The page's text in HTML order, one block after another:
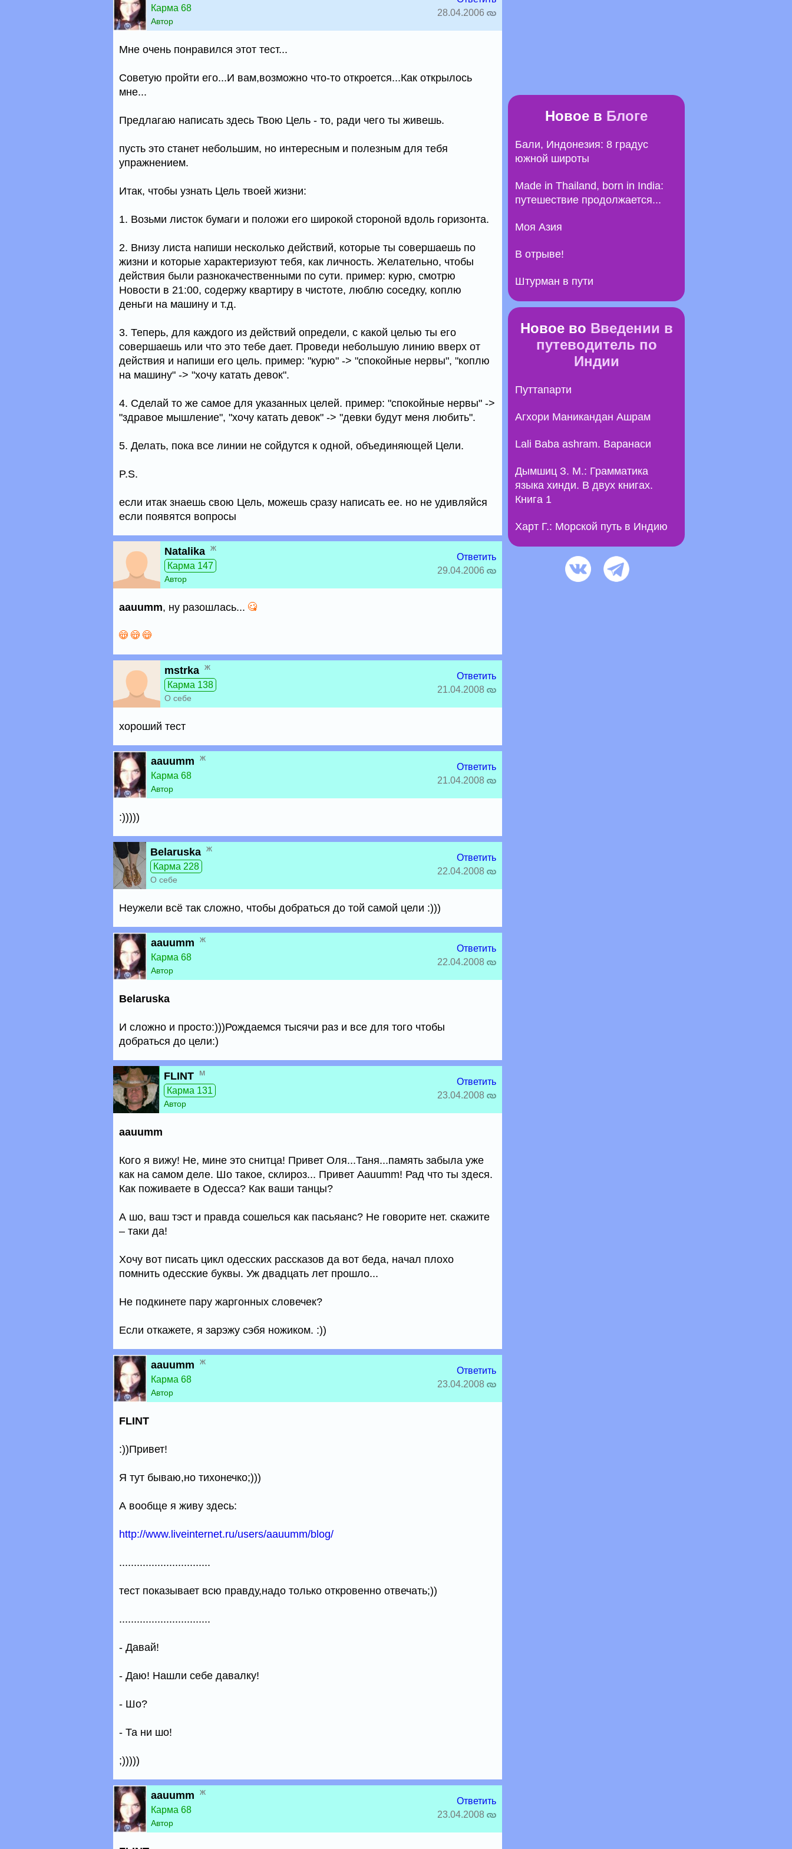
Карма 68
Автор
28.04.2006
Мне очень понравился этот тест...
Советую пройти его...И вам,возможно что-то откроется...Как открылось
мне...
Предлагаю написать здесь Твою Цель - то, ради чего ты живешь.
пусть это станет небольшим, но интересным и полезным для тебя
упражнением.
Итак, чтобы узнать Цель твоей жизни:
1. Возьми листок бумаги и положи его широкой стороной вдоль горизонта.
2. Внизу листа напиши несколько действий, которые ты совершаешь по
жизни и которые характеризуют тебя, как личность. Желательно, чтобы
действия были разнокачественными по сути. пример: курю, смотрю
Новости в 21:00, содержу квартиру в чистоте, люблю соседку, коплю
деньги на машину и т.д.
3. Теперь, для каждого из действий определи, с какой целью ты его
совершаешь или что это тебе дает. Проведи небольшую линию вверх от
действия и напиши его цель. пример: "курю" -> "спокойные нервы", "коплю
на машину" -> "хочу катать девок".
4. Сделай то же самое для указанных целей. пример: "спокойные нервы" ->
"здравое мышление", "хочу катать девок" -> "девки будут меня любить".
5. Делать, пока все линии не сойдутся к одной, объединяющей Цели.
P.S.
если итак знаешь свою Цель, можешь сразу написать ее. но не удивляйся
если появятся вопросы
Natalika ж
Карма 147
Автор
Ответить
29.04.2006
aauumm, ну разошлась...
mstrka ж
Карма 138
О себе
Ответить
21.04.2008
хороший тест
aauumm ж
Карма 68
Автор
Ответить
21.04.2008
:)))))
Belaruska ж
Карма 228
О себе
Ответить
22.04.2008
Неужели всё так сложно, чтобы добраться до той самой цели :)))
aauumm ж
Карма 68
Автор
Ответить
22.04.2008
Belaruska
И сложно и просто:)))Рождаемся тысячи раз и все для того чтобы
добраться до цели:)
FLINT м
Карма 131
Автор
Ответить
23.04.2008
aauumm
Кого я вижу! Не, мине это снитца! Привет Оля...Таня...память забыла уже
как на самом деле. Шо такое, склироз... Привет Ааuumm! Рад что ты здеся.
Как поживаете в Одесса? Как ваши танцы?
А шо, ваш тэст и правда сошелься как пасьяанс? Не говорите нет. скажите
– таки да!
Хочу вот писать цикл одесских рассказов да вот беда, начал плохо
помнить одесские буквы. Уж двадцать лет прошло...
Не подкинете пару жаргонных словечек?
Если откажете, я зарэжу сэбя ножиком. :))
aauumm ж
Карма 68
Автор
Ответить
23.04.2008
FLINT
:))Привет!
Я тут бываю,но тихонечко;)))
А вообще я живу здесь:
http://www.liveinternet.ru/users/aauumm/blog/
...............................
тест показывает всю правду,надо только откровенно отвечать;))
...............................
- Давай!
- Даю! Нашли себе давалку!
- Шо?
- Та ни шо!
;)))))
aauumm ж
Карма 68
Автор
Ответить
23.04.2008
Новое в Блоге
Бали, Индонезия: 8 градус
южной широты
Made in Thailand, born in India:
путешествие продолжается...
Моя Азия
В отрыве!
Штурман в пути
Новое во Введении в
путеводитель по
Индии
Путтапарти
Агхори Маникандан Ашрам
Lali Baba ashram. Варанаси
Дымшиц З. М.: Грамматика
языка хинди. В двух книгах.
Книга 1
Харт Г.: Морской путь в Индию